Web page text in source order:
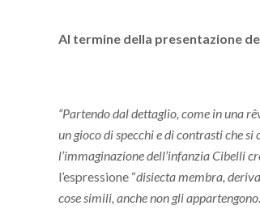
Al termine della presentazione
“Partendo dal dettaglio, come in una
un gioco di specchi e di contrasti che
l’immaginazione dell’infanzia Cibelli
l’espressione “disiecta membra,
cose simili, anche non gli